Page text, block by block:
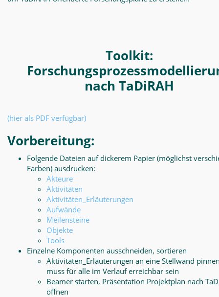
Toolkit:
nach TaDiRAH
(hier als PDF verfügbar)
Vorbereitung:
Folgende Dateien auf dickerem Papier (möglichst
Farben) ausdrucken:
Akteure
Aktivitäten
Aktivitäten_Erläuterungen
Aufwände
Meilensteine
Objekte
Tools
Einzelne Komponenten ausschneiden, sortieren
Aktivitäten_Erläuterungen an eine Stellwand
muss für alle im Verlauf erreichbar sein
Beamer starten, Präsentation Projektplan nach
öffnen